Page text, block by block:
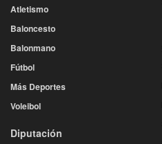
Atletismo
Baloncesto
Balonmano
Fútbol
Más Deportes
Voleibol
Diputación